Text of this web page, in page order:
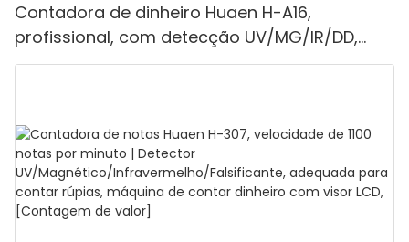
Contadora de dinheiro Huaen H-A16,
profissional, com detecção UV/MG/IR/DD,
capacidade de contagem de 1100 euros por